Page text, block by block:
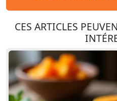
CES ARTICLES